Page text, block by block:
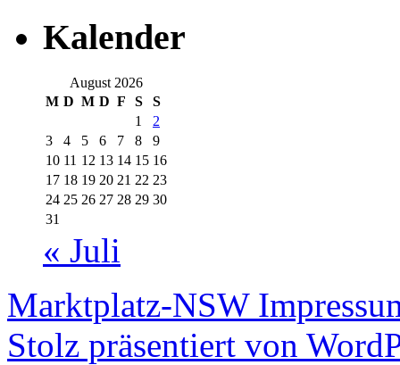
Kalender
August 2026
M D M D F S
S
1
2
3
4 5 6 7 8
9
10 11 12 13 14 15 16
17 18 19 20 21 22 23
24 25 26 27 28 29 30
31
« Juli
Marktplatz-NSW
Stolz präsentiert von